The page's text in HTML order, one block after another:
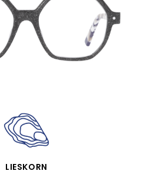
VISTA RÁPIDA
LIESKORN